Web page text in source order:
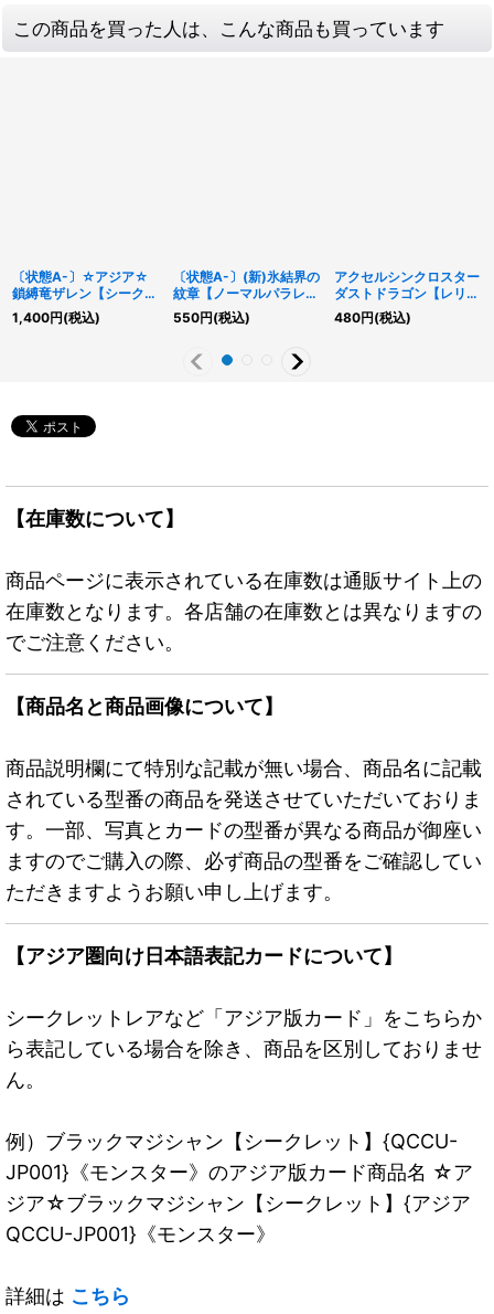
この商品を買った人は、こんな商品も買っています
〔状態A-〕☆アジア☆
鎖縛竜ザレン【シークレ
ット】{アジアBPRO-
JP042}《シンクロ》
1,400円(税込)
〔状態A-〕(新)氷結界の
紋章【ノーマルパラレ
ル】{TW01-JP042}
《魔法》
550円(税込)
アクセルシンクロスター
ダストドラゴン【レリー
フ】{HC01-JP022}
《シンクロ》
480円(税込)
【在庫数について】
商品ページに表示されている在庫数は通販サイト上の
在庫数となります。各店舗の在庫数とは異なりますの
でご注意ください。
【商品名と商品画像について】
商品説明欄にて特別な記載が無い場合、商品名に記載
されている型番の商品を発送させていただいておりま
す。一部、写真とカードの型番が異なる商品が御座い
ますのでご購入の際、必ず商品の型番をご確認してい
ただきますようお願い申し上げます。
【アジア圏向け日本語表記カードについて】
シークレットレアなど「アジア版カード」をこちらか
ら表記している場合を除き、商品を区別しておりませ
ん。
例）ブラックマジシャン【シークレット】{QCCU-
JP001}《モンスター》のアジア版カード商品名 ☆ア
ジア☆ブラックマジシャン【シークレット】{アジア
QCCU-JP001}《モンスター》
詳細は こちら